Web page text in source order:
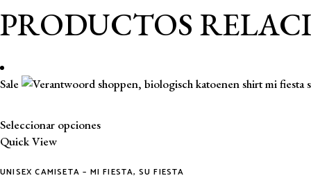
PRODUCTOS
Sale
Seleccionar opcionesEste
múltiples
Quick View
UNISEX CAMISETA – MI FIESTA, SU FIESTA